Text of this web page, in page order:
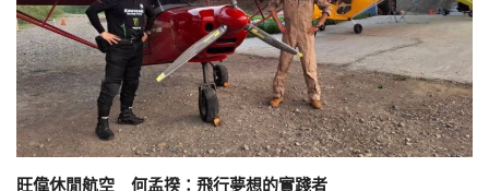
旺偉休閒航空 何孟揆：飛行夢想的實踐者